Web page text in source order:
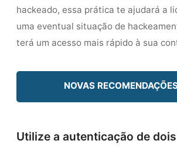
hackeado, essa prática te ajudará a
uma eventual situação de
terá um acesso mais rápido à sua
NOVAS
Utilize a autenticação de